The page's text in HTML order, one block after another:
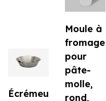
Écrémeu
Moule à
fromage
pour
pâte-
molle,
rond,